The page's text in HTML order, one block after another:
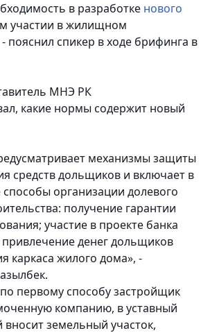
в разработке нового
участии в жилищном
- пояснил спикер в ходе брифинга в
МНЭ РК
какие нормы содержит новый
механизмы защиты
средств дольщиков и включает в
организации долевого
получение гарантии
участие в проекте банка
привлечение денег дольщиков
каркаса жилого дома», -
первому способу застройщик
компанию, в уставный
вносит земельный участок,